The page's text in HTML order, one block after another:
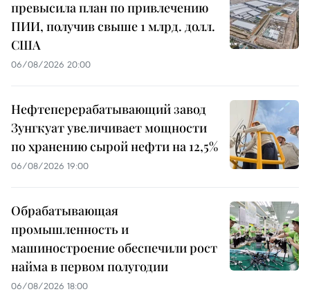
превысила план по привлечению
ПИИ, получив свыше 1 млрд. долл.
США
06/08/2026 20:00
Нефтеперерабатывающий завод
Зунгкуат увеличивает мощности
по хранению сырой нефти на 12,5%
06/08/2026 19:00
Обрабатывающая
промышленность и
машиностроение обеспечили рост
найма в первом полугодии
06/08/2026 18:00